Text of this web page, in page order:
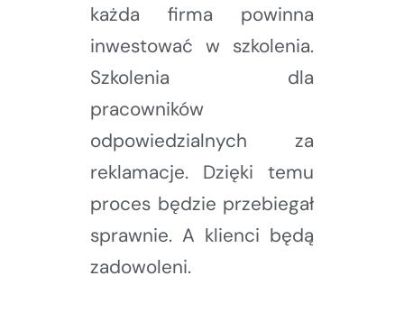
każda firma powinna
inwestować w szkolenia.
Szkolenia dla
pracowników
odpowiedzialnych za
reklamacje. Dzięki temu
proces będzie przebiegał
sprawnie. A klienci będą
zadowoleni.